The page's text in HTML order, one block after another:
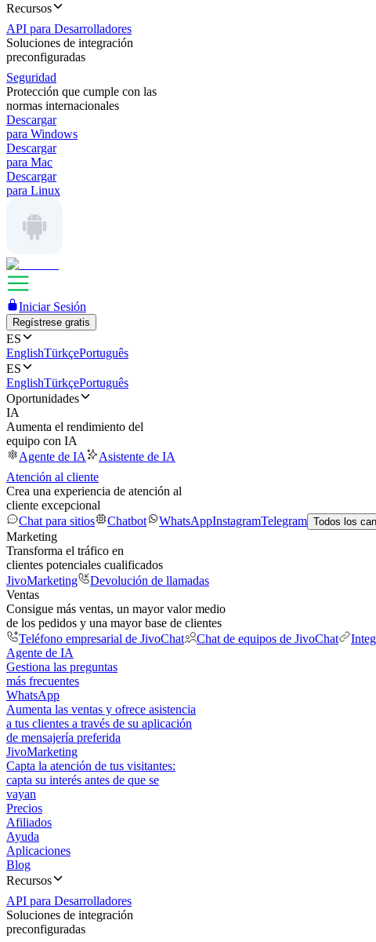
Recursos
API para Desarrolladores
Soluciones de integración
preconfiguradas
Seguridad
Protección que cumple con las
normas internacionales
Descargar
para Windows
Descargar
para Mac
Descargar
para Linux
Iniciar Sesión
Regístrese gratis
ES
EnglishTürkçePortuguês
ES
EnglishTürkçePortuguês
Oportunidades
IA
Aumenta el rendimiento del
equipo con IA
Agente de IA
Asistente de IA
Atención al cliente
Crea una experiencia de atención al
cliente excepcional
Chat para sitios
Chatbot WhatsAppInstagramTelegram Todos los
Marketing
Transforma el tráfico en
clientes potenciales cualificados
JivoMarketing
Devolución de llamadas
Ventas
Consigue más ventas, un mayor valor medio
de los pedidos y una mayor base de clientes
Teléfono empresarial de JivoChat
Chat de equipos de JivoChat
Agente de IA
Gestiona las preguntas
más frecuentes
WhatsApp
Aumenta las ventas y ofrece asistencia
a tus clientes a través de su aplicación
de mensajería preferida
JivoMarketing
Capta la atención de tus visitantes:
capta su interés antes de que se
vayan
Precios
Afiliados
Ayuda
Aplicaciones
Blog
Recursos
API para Desarrolladores
Soluciones de integración
preconfiguradas